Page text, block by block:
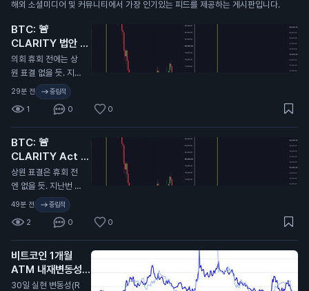
해외 소셜미디어 및 커뮤니티에서 가장 인기있는 피드를 제공하는 게시판입니다.
BTC: 🚨
CLARITY 법안 또
연기...
N
의회 휴회 전에는 상
원 표결 없을 듯. 지난
번에 CLARITY 법안
이 미뤄졌을 때 비트
코인 9.7만 달러에서
6.4만 달러로 떡락했
었음. 무슨 말인지 감
오지...
29분 전 중립적
1 0 0
BTC: 🚨
CLARITY Act 또
연기…
N
상원 표결은 휴회 전
엔 없을 듯. 지난번 C
LARITY Act가 미뤄
졌을 때 비트코인이
9.7만 달러에서 6.4
만 달러까지 떡락했었
지. 무슨 뜻인지 알
지…
49분 전 중립적
2 0 0
비트코인 1개월
ATM 내재변동성
(IV): 32%
N
30일 실현 변동성(R